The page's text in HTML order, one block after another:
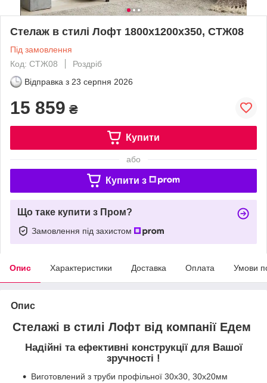
Стелаж в стилі Лофт 1800х1200х350, СТЖ08
Під замовлення
Код: СТЖ08
Роздріб
Відправка з 23 серпня 2026
15 859 ₴
Купити
або
Купити з
Що таке купити з Пром?
Замовлення під захистом
Опис Характеристики Доставка Оплата Умови
Опис
Стелажі в стилі Лофт від компанії Едем
Надійні та ефективні конструкції для Вашої
зручності !
Виготовлений з труби профільної 30х30, 30х20мм